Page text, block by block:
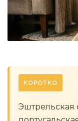
КОРОТКО
Эштрельская